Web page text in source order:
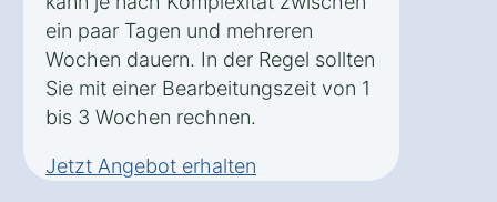
ein paar Tagen und mehreren
Wochen dauern. In der Regel sollten
Sie mit einer Bearbeitungszeit von 1
bis 3 Wochen rechnen.
Jetzt Angebot erhalten